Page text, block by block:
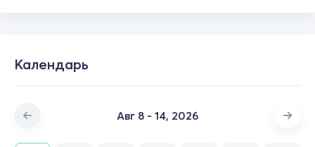
Календарь
Авг 8 - 14, 2026